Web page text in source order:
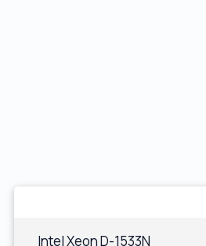
Intel Xeon D-1533N